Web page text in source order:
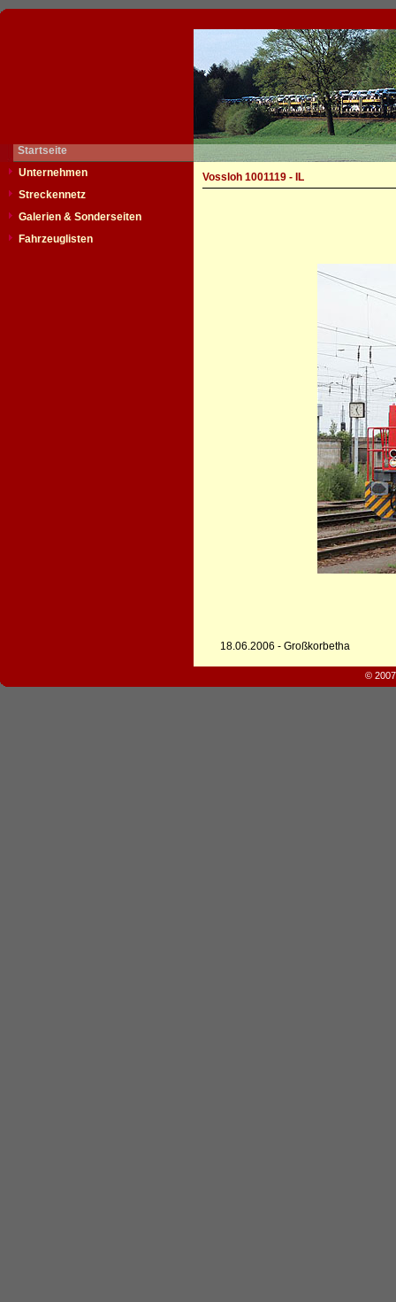
Startseite
Unternehmen
Streckennetz
Galerien & Sonderseiten
Fahrzeuglisten
Vossloh 1001119 - IL
18.06.2006 - Großkorbetha
©